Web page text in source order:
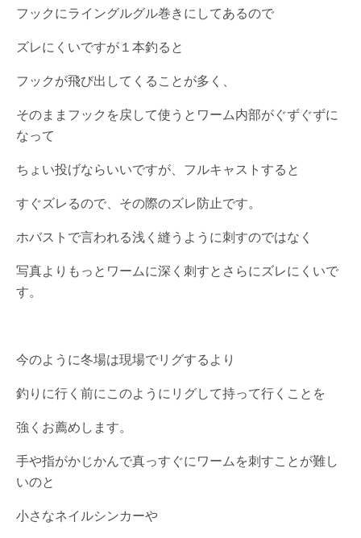
フックにライングルグル巻きにしてあるので
ズレにくいですが１本釣ると
フックが飛び出してくることが多く、
そのままフックを戻して使うとワーム内部がぐずぐずに
なって
ちょい投げならいいですが、フルキャストすると
すぐズレるので、その際のズレ防止です。
ホバストで言われる浅く縫うように刺すのではなく
写真よりもっとワームに深く刺すとさらにズレにくいで
す。
今のように冬場は現場でリグするより
釣りに行く前にこのようにリグして持って行くことを
強くお薦めします。
手や指がかじかんで真っすぐにワームを刺すことが難し
いのと
小さなネイルシンカーや